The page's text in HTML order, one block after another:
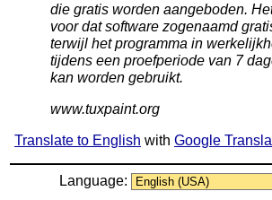
die gratis worden aangeboden.
voor dat software zogenaamd
terwijl het programma in
tijdens een proefperiode van 7
kan worden gebruikt.
www.tuxpaint.org
Translate to English with Google
Language: